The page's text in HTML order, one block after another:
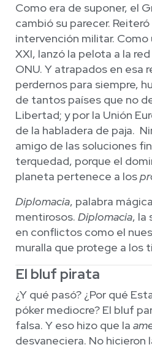
Como era de suponer, el
cambió su parecer.
intervención militar. Como
XXI, lanzó la pelota a la
ONU. Y atrapados en esa
perdernos para siempre,
de tantos países que no
Libertad; y por la Unión
de la habladera de paja.
amigo de las soluciones
terquedad, porque el
planeta pertenece a los
Diplomacia, palabra
mentirosos. Diplomacia, la
en conflictos como el
muralla que protege a los
El bluf pirata
¿Y qué pasó? ¿Por qué
póker mediocre? El bluf
falsa. Y eso hizo que la
desvaneciera. No hicieron